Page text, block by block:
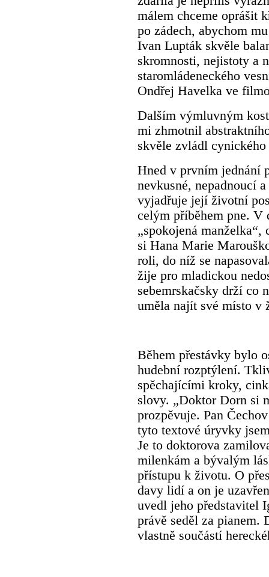
málem chceme oprášit
po zádech, abychom
Ivan Lupták skvěle
skromnosti, nejistoty a
staromládeneckého
Ondřej Havelka ve
Dalším výmluvným
mi zhmotnil
skvěle zvládl
Hned v prvním jednání
nevkusné, nepadnoucí
vyjadřuje její životní
celým příběhem pne. V
„spokojená
si Hana Marie
roli, do níž se
žije pro mladickou
sebemrskačsky drží co
uměla najít své místo v
Během přestávky bylo
hudební rozptýlení.
spěchajícími kroky,
slovy. „Doktor Dorn si
prozpěvuje. Pan
tyto textové úryvky
Je to doktorova
milenkám a bývalým
přístupu k životu. O
davy lidí a on je
uvedl jeho představitel
právě seděl za pianem.
vlastně součástí